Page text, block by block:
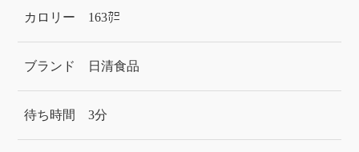
カロリー 163㌍
ブランド 日清食品
待ち時間 3分